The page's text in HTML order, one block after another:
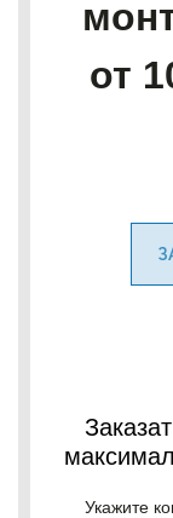
от
Укажите